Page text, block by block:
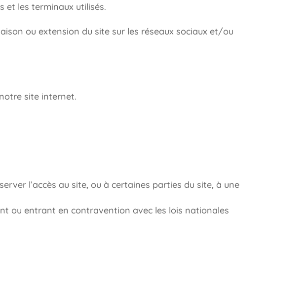
et les terminaux utilisés.
ou extension du site sur les réseaux sociaux et/ou
site internet.
l’accès au site, ou à certaines parties du site, à une
ou entrant en contravention avec les lois nationales